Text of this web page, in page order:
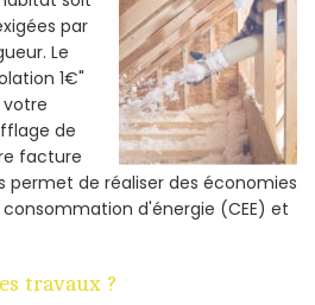
par
Le
1€"
votre
de
facture
permet de réaliser des économies
d'énergie (CEE) et
travaux ?